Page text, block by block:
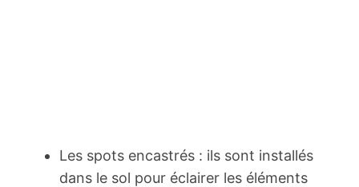
Les spots encastrés : ils sont installés
dans le sol pour éclairer les éléments